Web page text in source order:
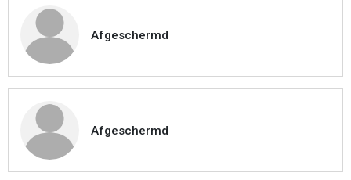
Afgeschermd
Afgeschermd